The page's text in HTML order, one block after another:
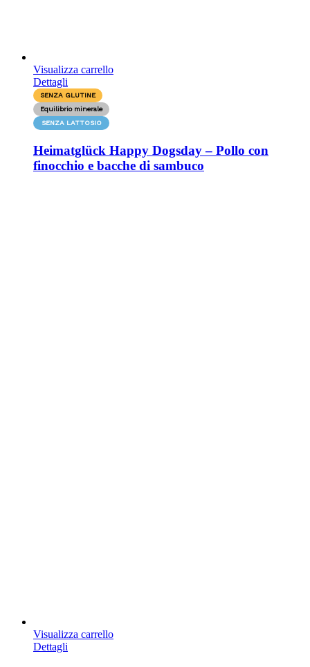
Visualizza carrello
Dettagli
SENZA GLUTINE
Equilibrio minerale
SENZA LATTOSIO
Heimatglück Happy Dogsday – Pollo con
finocchio e bacche di sambuco
Visualizza carrello
Dettagli